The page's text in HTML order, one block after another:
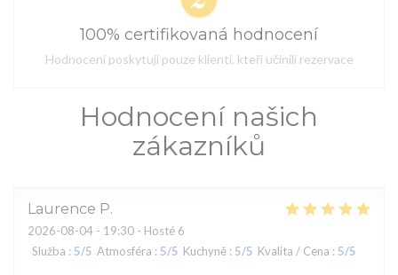
Hodnocení našich
zákazníků
Laurence P
2026-08-04 - 19:30 - Hosté 6
Služba : 5/5 Atmosféra : 5/5 Kuchyně : 5/5 Kvalita / Cena : 5/5
100% certifikovaná hodnocení
Hodnocení poskytují pouze klienti, kteří učinili rezervace